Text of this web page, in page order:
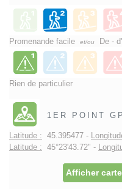
Promenande facile et/ou De -
Rien de particulier
1ER POINT
Latitude : 45.395477 -
Latitude : 45°23'43.72" -
Afficher